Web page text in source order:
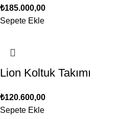
₺185.000,00
Sepete Ekle
Lion Koltuk Takımı
₺120.600,00
Sepete Ekle